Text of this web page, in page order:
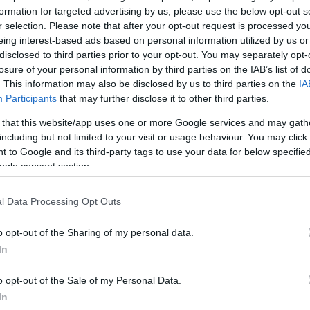
for targeted advertising by us, please use the below opt-out
selection. Please note that after your opt-out request is processed
interest-based ads based on personal information utilized by us
to third parties prior to your opt-out. You may separately
of your personal information by third parties on the IAB’s list of
This information may also be disclosed by us to third parties on the
Participants that may further disclose it to other third parties.
that this website/app uses one or more Google services and may
but not limited to your visit or usage behaviour. You may
to Google and its third-party tags to use your data for below
consent section.
Data Processing Opt Outs
opt-out of the Sharing of my personal data.
opt-out of the Sale of my Personal Data.
Πόλεμο, από τα μεσάνυχτα της 8ης
πλευρά κηρύσσει κατάπαυση του πυρός»,
Άμυνας στην ανακοίνωση του που ανάρτησε στην
ισχυρίζεται ότι αυτή την περίοδο τα στρατεύματα
τις εχθροπραξίες», όπως και ότι στην
την κατάπαυση του πυρός, ο ρωσικός
απάντηση».